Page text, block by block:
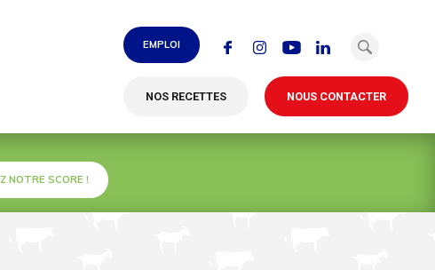
EMPLOI
NOS RECETTES NOUS CONTACTER
NOTRE SCORE !